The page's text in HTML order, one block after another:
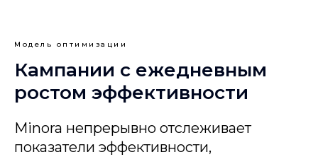
Модель оптимизации
Кампании с ежедневным
ростом эффективности
Minora непрерывно отслеживает
показатели эффективности,